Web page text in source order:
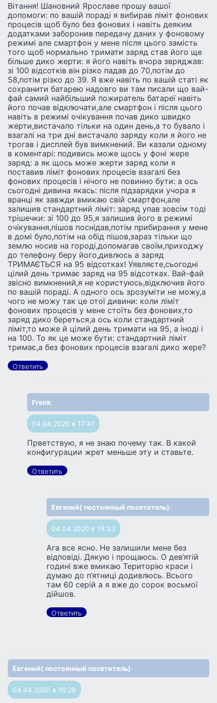
Вiтання! Шановний Ярославе прошу вашої
допомоги: по вашій пораді я вибирав ліміт фонових
процесів щоб було без фонових і навіть деяким
додатками заборонив передачу даних у фоновому
режимі але смартфон у мене після цього замість
того щоб нормально тримати заряд став його ще
більше дико жерти: я його навіть вчора звряджав:
зі 100 відсотків він різко падав до 70,потім до
58,потім різко до 39. Я вже навіть по вашій статі як
сохранити батарею надовго ви там писали що вай-
фай самий найбільший пожиратель батареї навіть
його почав відключати,але смартфон і після цього
навіть в режимі очікування почав дико швидко
жерти,вистачало тільки на один день,а то бувало і
взагалі на три дні вистачало заряду коли я його не
трогав і дисплей був вимкнений. Ви казали одному
в коментарі: подивись може щось у фоні жере
заряд: а як щось може жерти заряд коли я
поставив ліміт фонових процесів взагалі без
фонових процесів і нічого не повинно бути: а ось
сьогодні дивина якась: після підзарядки учора я
вранці як завжди вмикаю свій смартфон,але
залишив стандартний ліміт: заряд упав зовсім тоді
трішечки: зі 100 до 95,я залишив його в режимі
очікування,пішов поснідав,потім прибирання у мене
в домі було,потім на обід пішов,зараз тільки що
землю носив на городі,допомагав своїм,приходжу
до телефону беру його,дивлюсь а заряд
ТРИМАЄТЬСЯ на 95 відсотках! Уявляєте,сьогодні
цілий день тримає заряд на 95 відсотках. Вай-фай
звісно вимкнений,я не користуюсь,відключив його
по вашій пораді. А одного ось зрозуміти не можу,а
чого не можу так це отої дивини: коли ліміт
фонових процесів у мене стоїть без фонових,то
заряд дико береться,а ось коли стандартний
ліміт,то може й цілий день тримати на 95, а іноді і
на 100. То як це може бути: стандартний ліміт
тримає,а без фонових процесів взагалі дико жере?
Ответить
Frenk:
04.04.2020 в 17:41
Прветствую, я не знаю почему так. В какой
конфигурации жрет меньше эту и ставьте.
Ответить
Евгений( постоянный посетитель):
04.04.2020 в 19:33
Ага все ясно. Не залишили мене без
відповіді. Дякую і прощаюсь. О дев’ятій
годині вже вмикаю Територію краси і
думаю до п’ятниці додивлюсь. Всього
там 60 серій а я вже до сорок восьмої
дійшов.
Ответить
Евгений( постоянный посетитель):
04.04.2020 в 16:28